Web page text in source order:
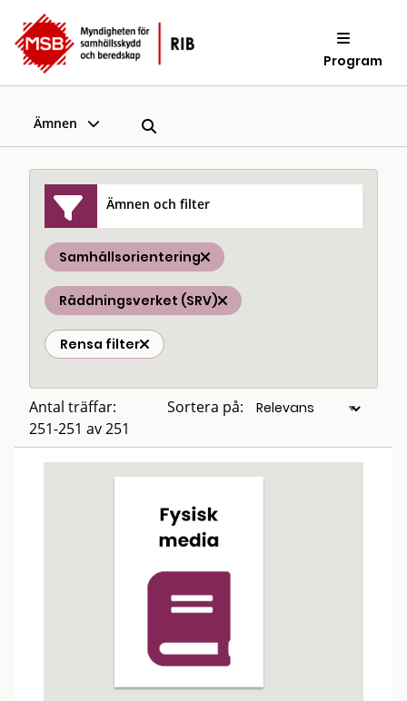
Program
Ämnen
Ämnen och filter
Samhällsorientering
Räddningsverket (SRV)
Rensa filter
Antal träffar:
251-251 av 251
Sortera på: